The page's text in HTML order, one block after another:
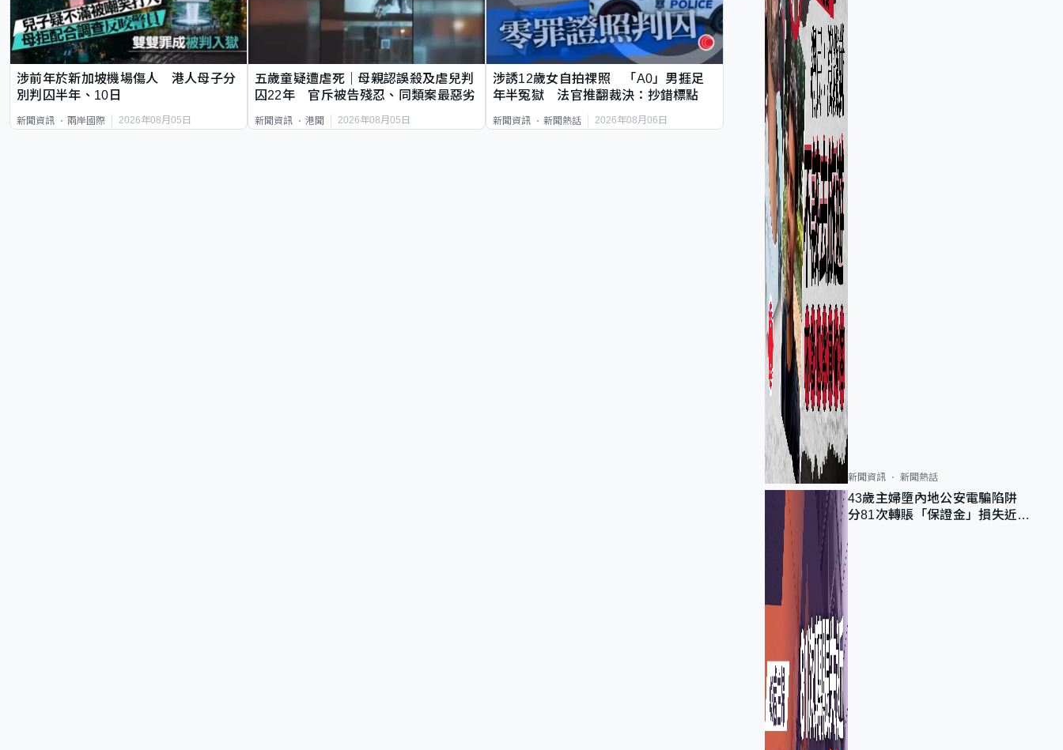
涉前年於新加坡機場傷人 港人母子分
別判囚半年、10日
新聞資訊 兩岸國際 2026年08月05日
五歲童疑遭虐死｜母親認誤殺及虐兒判
囚22年 官斥被告殘忍、同類案最惡劣
新聞資訊 港聞 2026年08月05日
涉誘12歲女自拍祼照 「A0」男捱足
年半冤獄 法官推翻裁決：抄錯標點
新聞資訊 新聞熱話 2026年08月06日
新聞資訊 新聞熱話
43歲主婦墮內地公安電騙陷阱
分81次轉賬「保證金」損失近